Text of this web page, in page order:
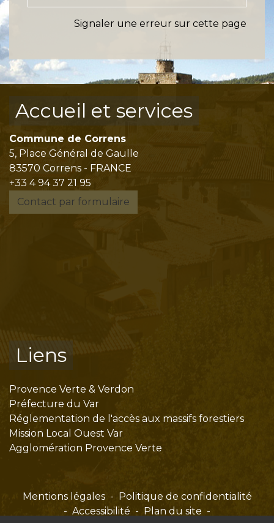
Signaler une erreur sur cette page
Accueil et services
Commune de Correns
5, Place Général de Gaulle
83570 Correns - FRANCE
+33 4 94 37 21 95
Contact par formulaire
Liens
Provence Verte & Verdon
Préfecture du Var
Réglementation de l'accès aux massifs forestiers
Mission Local Ouest Var
Agglomération Provence Verte
Mentions légales -
Politique de confidentialité
- Accessibilité - Plan du site -